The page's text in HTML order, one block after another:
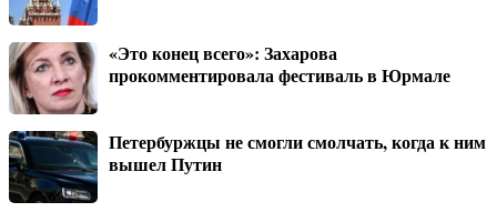
«Это конец всего»: Захарова
прокомментировала фестиваль в Юрмале
Петербуржцы не смогли смолчать, когда к ним
вышел Путин